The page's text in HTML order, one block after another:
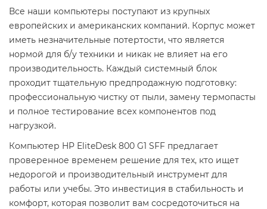
Все наши компьютеры поступают из крупных
европейских и американских компаний. Корпус может
иметь незначительные потертости, что является
нормой для б/у техники и никак не влияет на его
производительность. Каждый системный блок
проходит тщательную предпродажную подготовку:
профессиональную чистку от пыли, замену термопасты
и полное тестирование всех компонентов под
нагрузкой.
Компьютер HP EliteDesk 800 G1 SFF предлагает
проверенное временем решение для тех, кто ищет
недорогой и производительный инструмент для
работы или учебы. Это инвестиция в стабильность и
комфорт, которая позволит вам сосредоточиться на